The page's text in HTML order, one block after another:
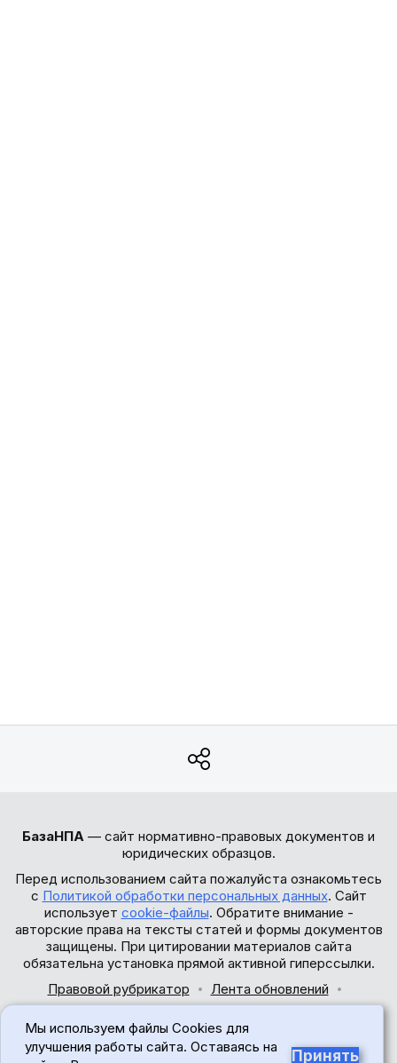
БазаНПА — сайт нормативно-правовых документов и
юридических образцов.
Перед использованием сайта пожалуйста ознакомьтесь
с Политикой обработки персональных данных. Сайт
использует cookie-файлы. Обратите внимание -
авторские права на тексты статей и формы документов
защищены. При цитировании материалов сайта
обязательна установка прямой активной гиперссылки.
Правовой рубрикатор
Лента обновлений
© 2017-2026
Мы используем файлы Cookies для
улучшения работы сайта. Оставаясь на
Принять